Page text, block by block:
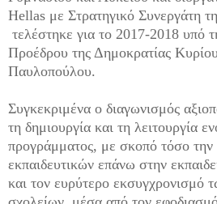
Hellas με Στρατηγικό Συνεργάτη
τελέστηκε για το 2017-2018 υπό
Προέδρου της Δημοκρατίας
Παυλοπούλου.
Συγκεκριμένα ο διαγωνισμός
τη δημιουργία και τη λειτουργία
προγράμματος, με σκοπό τόσο την
εκπαιδευτικών επάνω στην
και τον ευρύτερο εκσυγχρονισμό